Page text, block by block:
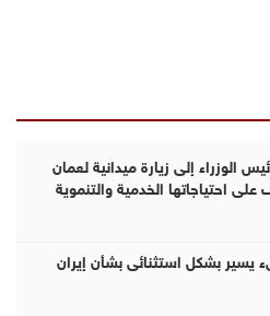
الوزراء إلى زيارة ميدانية لعمان
على احتياجاتها الخدمية والتنموية
بشكل استثنائي بشأن إيران